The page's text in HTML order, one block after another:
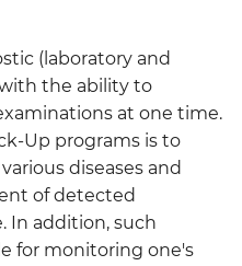
(laboratory and
the ability to
at one time.
Up programs is to
diseases and
of detected
In addition, such
for monitoring one's